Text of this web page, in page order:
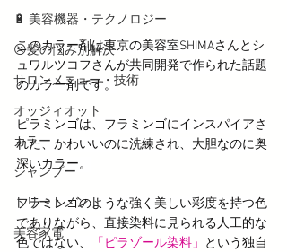
🔋 美容機器・テクノロジー
😣髪の悩み別解決
サロンメニュー・技術
オッジィオット
カラー
シャンプー
トリートメント
美容家電
このカラー剤は東京の美容室SHIMAさんと シ
ュワルツコフさんが共同開発で作られた話題
のカラー剤です。
ピラミンゴは、フラミンゴにインスパイアさ
れた、かわいいのに洗練され、大胆なのに奥
深いカラー。
フラミンゴのような強く美しい彩度を持つ色
でありながら、直接染料に見られる人工的な
色ではない、
「ピラゾール染料」 という独自